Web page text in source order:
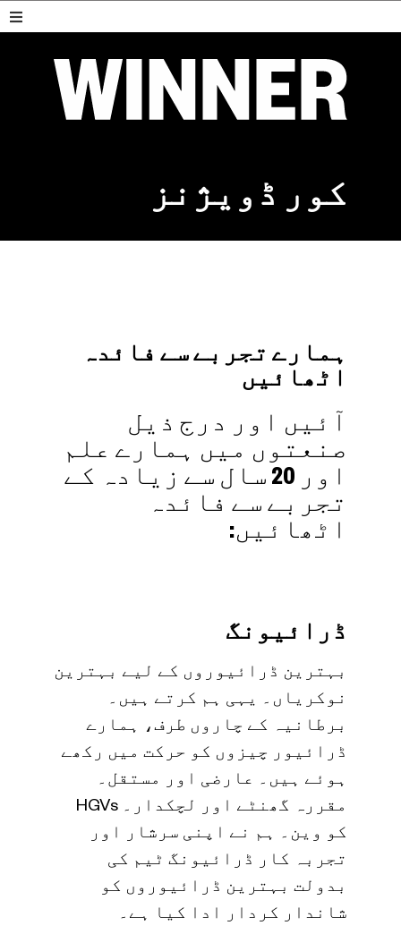
کور ڈویژنز
ہمارے تجربے سے فائدہ
اٹھائیں
آئیں اور درج ذیل
صنعتوں میں ہمارے علم
اور 20 سال سے زیادہ کے
تجربے سے فائدہ
اٹھائیں:
ڈرائیونگ
بہترین ڈرائیوروں کے لیے بہترین
نوکریاں۔ یہی ہم کرتے ہیں۔
برطانیہ کے چاروں طرف، ہمارے
ڈرائیور چیزوں کو حرکت میں رکھے
ہوئے ہیں۔ عارضی اور مستقل۔
مقررہ گھنٹے اور لچکدار۔ HGVs
کو وین۔ ہم نے اپنی سرشار اور
تجربہ کار ڈرائیونگ ٹیم کی
بدولت بہترین ڈرائیوروں کو
شاندار کردار ادا کیا ہے۔